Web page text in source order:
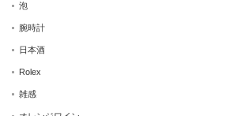
泡
腕時計
日本酒
Rolex
雑感